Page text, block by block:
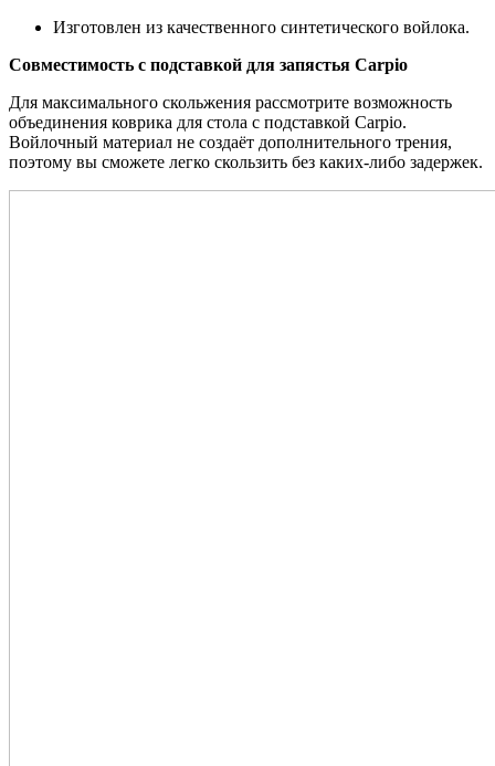
Изготовлен из качественного синтетического войлока.
Совместимость с подставкой для запястья Carpio
Для максимального скольжения рассмотрите возможность
объединения коврика для стола с подставкой Carpio.
Войлочный материал не создаёт дополнительного трения,
поэтому вы сможете легко скользить без каких-либо задержек.